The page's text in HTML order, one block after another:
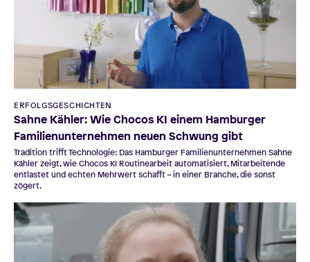
ERFOLGSGESCHICHTEN
Sahne Kähler: Wie Chocos KI einem Hamburger
Familienunternehmen neuen Schwung gibt
Tradition trifft Technologie: Das Hamburger Familienunternehmen Sahne
Kähler zeigt, wie Chocos KI Routinearbeit automatisiert, Mitarbeitende
entlastet und echten Mehrwert schafft – in einer Branche, die sonst
zögert.